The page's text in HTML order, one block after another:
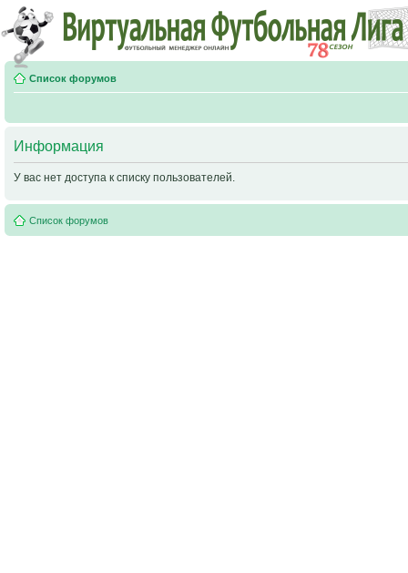
Список форумов
Информация
У вас нет доступа к списку пользователей.
Список форумов